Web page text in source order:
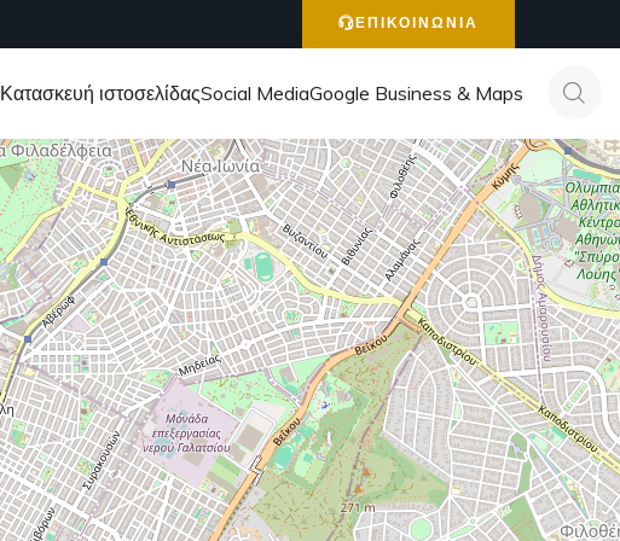
ΕΠΙΚΟΙΝΩΝΙΑ
Κατασκευή ιστοσελίδαςSocial MediaGoogle Business & Maps